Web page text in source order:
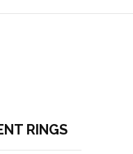
RINGS